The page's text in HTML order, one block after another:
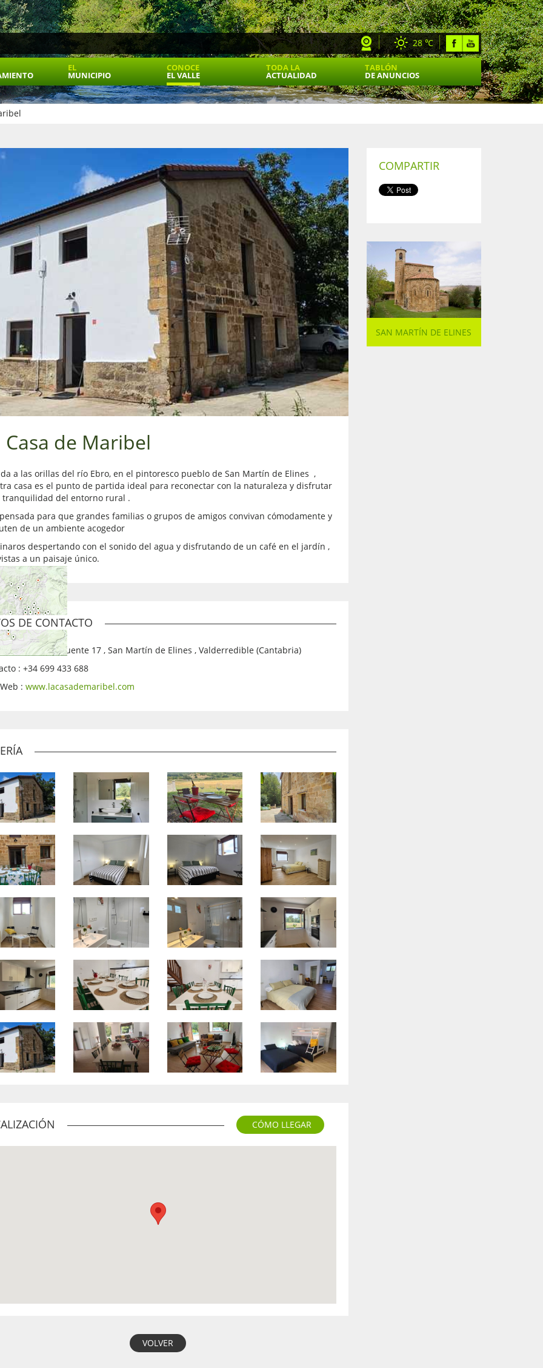
28 ℃
EL
MUNICIPIO
CONOCE
EL VALLE
TODA LA
ACTUALIDAD
TABLÓN
DE ANUNCIOS
Casa de Maribel
a las orillas del río Ebro, en el pintoresco pueblo de San Martín de Elines ,
casa es el punto de partida ideal para reconectar con la naturaleza y disfrutar
tranquilidad del entorno rural .
para que grandes familias o grupos de amigos convivan cómodamente y
de un ambiente acogedor
despertando con el sonido del agua y disfrutando de un café en el jardín ,
a un paisaje único.
DE CONTACTO
Barrio el puente 17 , San Martín de Elines , Valderredible (Cantabria)
: +34 699 433 688
: www.lacasademaribel.com
CÓMO LLEGAR
VOLVER
COMPARTIR
SAN MARTÍN DE ELINES